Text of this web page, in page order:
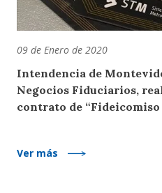
09 de Enero de 2020
Intendencia de
Negocios Fiduciarios,
contrato de “Fideicomiso
Ver más